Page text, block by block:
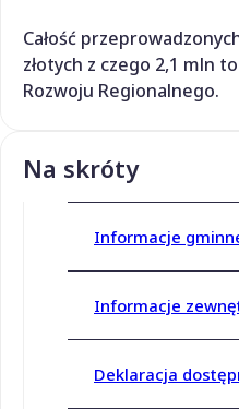
Całość
złotych z czego 2,1 mln
Rozwoju Regionalnego.
Na skróty
Informacje
Informacje
Deklaracja